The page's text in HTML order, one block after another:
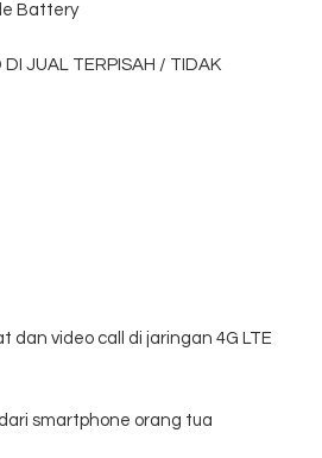
Battery
JUAL TERPISAH / TIDAK
dan video call di jaringan 4G LTE
smartphone orang tua